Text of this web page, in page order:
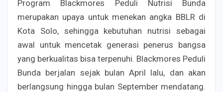
Program Blackmores Peduli Nutrisi Bunda
merupakan upaya untuk menekan angka BBLR di
Kota Solo, sehingga kebutuhan nutrisi sebagai
awal untuk mencetak generasi penerus bangsa
yang berkualitas bisa terpenuhi. Blackmores Peduli
Bunda berjalan sejak bulan April lalu, dan akan
berlangsung hingga bulan September mendatang.